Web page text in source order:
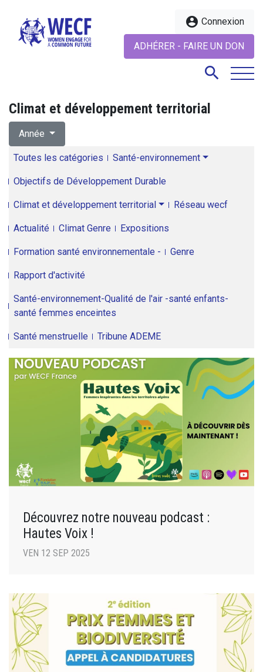
account_circle Connexion
ADHÉRER - FAIRE UN DON
search
Climat et développement territorial
Année
Toutes les catégories Santé-environnement
Objectifs de Développement Durable
Climat et développement territorial Réseau wecf
Actualité Climat Genre Expositions
Formation santé environnementale - Genre
Rapport d'activité
Santé-environnement-Qualité de l'air -santé enfants-
santé femmes enceintes
Santé menstruelle Tribune ADEME
Découvrez notre nouveau podcast :
Hautes Voix !
VEN 12 SEP 2025